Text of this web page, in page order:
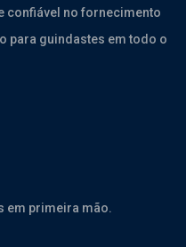
confiável no fornecimento
para guindastes em todo o
em primeira mão.